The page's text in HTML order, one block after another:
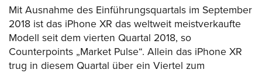
Mit Ausnahme des Einführungsquartals im September
2018 ist das iPhone XR das weltweit meistverkaufte
Modell seit dem vierten Quartal 2018, so
Counterpoints „Market Pulse“. Allein das iPhone XR
trug in diesem Quartal über ein Viertel zum